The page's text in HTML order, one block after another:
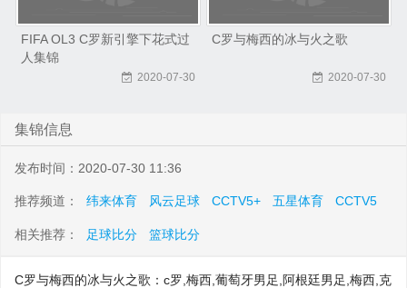
FIFA OL3 C罗新引擎下花式过
人集锦
2020-07-30
C罗与梅西的冰与火之歌
2020-07-30
集锦信息
发布时间：2020-07-30 11:36
推荐频道： 纬来体育 风云足球 CCTV5+ 五星体育 CCTV5
相关推荐： 足球比分 篮球比分
C罗与梅西的冰与火之歌：c罗,梅西,葡萄牙男足,阿根廷男足,梅西,克